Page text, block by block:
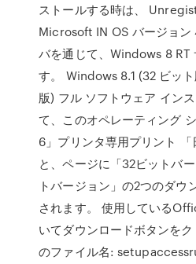
ストールする時は、
Microsoft IN OS バージョン
バを通じて、Windows 8 RT
す。 Windows 8.1 (32 ビッ
版) フル ソフトウェア イン
て、このオペレーティング
6」プリンタ専用プリント 「
と、ページに「32ビットバ
トバージョン」の2つのダウ
されます。 使用している
いてダウンロードボタンを
のファイル名: